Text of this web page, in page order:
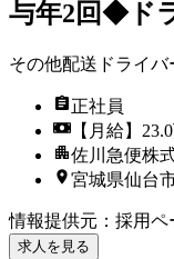
与年2回◆ド
その他配送ドライバ
正社員
【月給】
佐川急便株
宮城県仙台
情報提供元 ： 採用ペ
求人を見る